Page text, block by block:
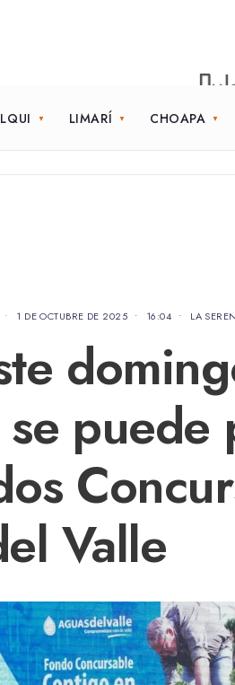
LIMARÍ CHOAPA
• 1 DE OCTUBRE DE 2025 • 16:04 • LA
puede
Valle